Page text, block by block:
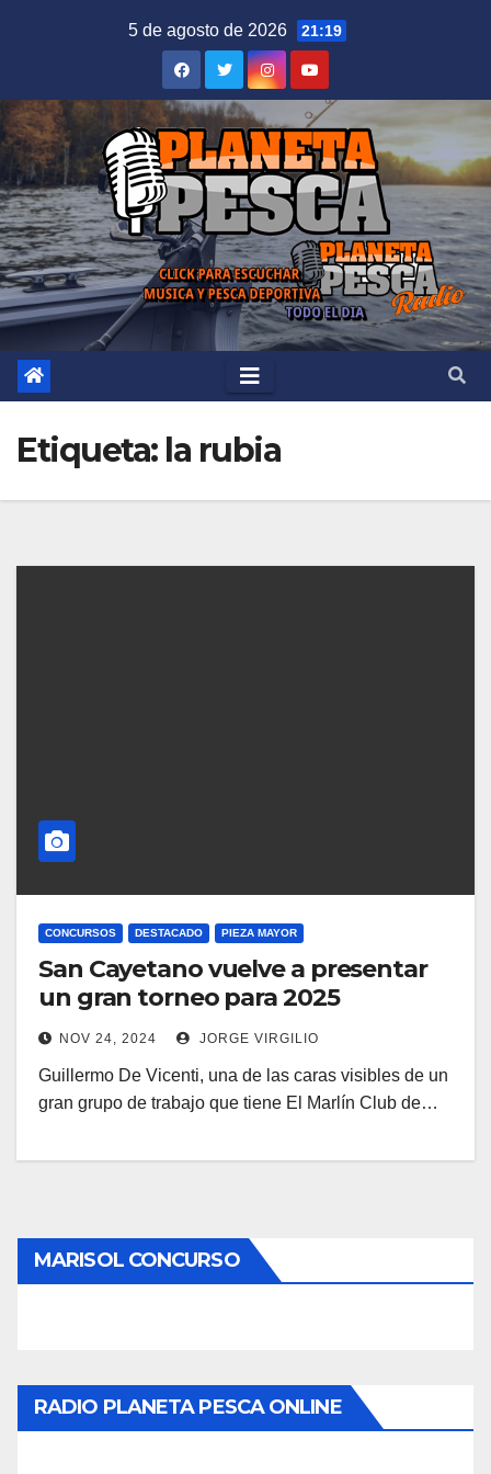
5 de agosto de 2026 21:19
Etiqueta: la rubia
CONCURSOS DESTACADO PIEZA MAYOR
San Cayetano vuelve a presentar
un gran torneo para 2025
NOV 24, 2024 JORGE VIRGILIO
Guillermo De Vicenti, una de las caras visibles de un
gran grupo de trabajo que tiene El Marlín Club de…
MARISOL CONCURSO
RADIO PLANETA PESCA ONLINE